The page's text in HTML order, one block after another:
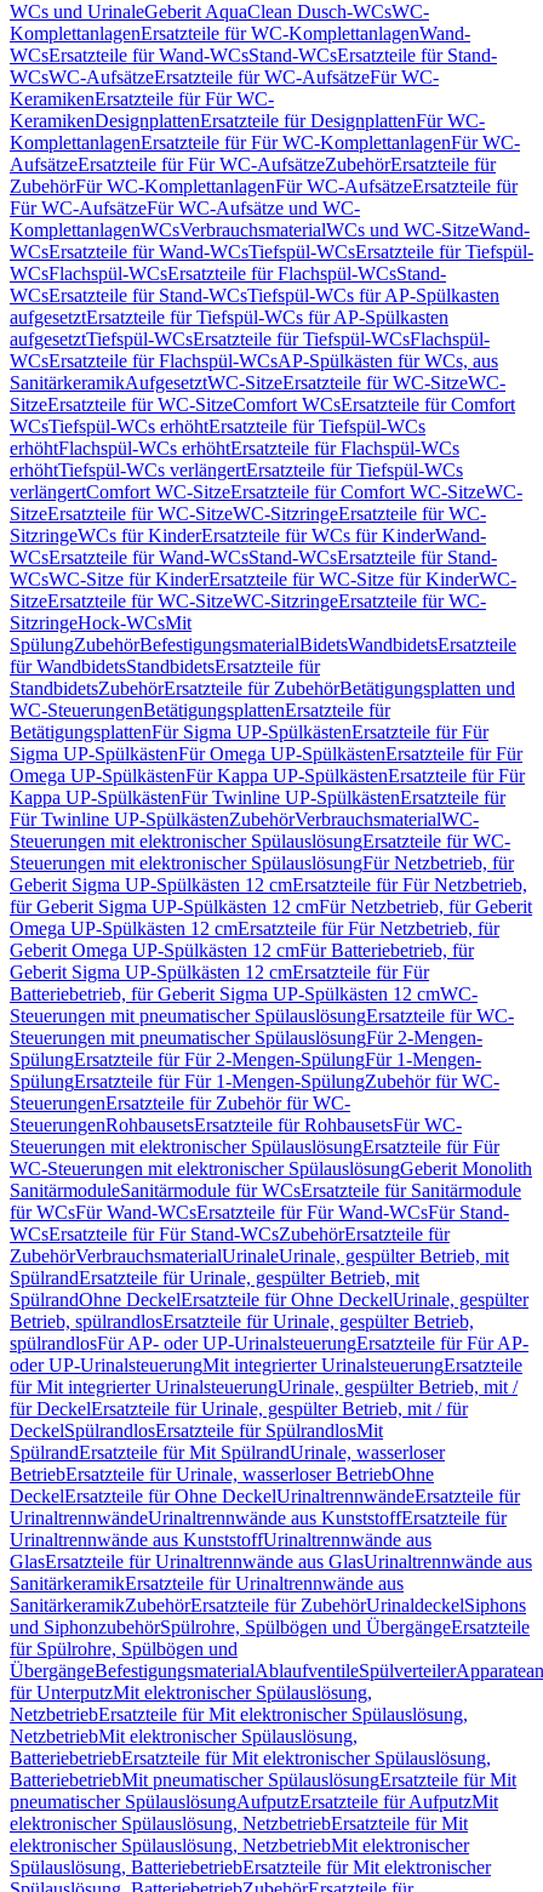
WCs und UrinaleGeberit AquaClean Dusch-WCsWC-
KomplettanlagenErsatzteile für WC-KomplettanlagenWand-
WCsErsatzteile für Wand-WCsStand-WCsErsatzteile für Stand-
WCsWC-AufsätzeErsatzteile für WC-AufsätzeFür WC-
KeramikenErsatzteile für Für WC-
KeramikenDesignplattenErsatzteile für DesignplattenFür WC-
KomplettanlagenErsatzteile für Für WC-KomplettanlagenFür WC-
AufsätzeErsatzteile für Für WC-AufsätzeZubehörErsatzteile für
ZubehörFür WC-KomplettanlagenFür WC-AufsätzeErsatzteile für
Für WC-AufsätzeFür WC-Aufsätze und WC-
KomplettanlagenWCsVerbrauchsmaterialWCs und WC-SitzeWand-
WCsErsatzteile für Wand-WCsTiefspül-WCsErsatzteile für Tiefspül-
WCsFlachspül-WCsErsatzteile für Flachspül-WCsStand-
WCsErsatzteile für Stand-WCsTiefspül-WCs für AP-Spülkasten
aufgesetztErsatzteile für Tiefspül-WCs für AP-Spülkasten
aufgesetztTiefspül-WCsErsatzteile für Tiefspül-WCsFlachspül-
WCsErsatzteile für Flachspül-WCsAP-Spülkästen für WCs, aus
SanitärkeramikAufgesetztWC-SitzeErsatzteile für WC-SitzeWC-
SitzeErsatzteile für WC-SitzeComfort WCsErsatzteile für Comfort
WCsTiefspül-WCs erhöhtErsatzteile für Tiefspül-WCs
erhöhtFlachspül-WCs erhöhtErsatzteile für Flachspül-WCs
erhöhtTiefspül-WCs verlängertErsatzteile für Tiefspül-WCs
verlängertComfort WC-SitzeErsatzteile für Comfort WC-SitzeWC-
SitzeErsatzteile für WC-SitzeWC-SitzringeErsatzteile für WC-
SitzringeWCs für KinderErsatzteile für WCs für KinderWand-
WCsErsatzteile für Wand-WCsStand-WCsErsatzteile für Stand-
WCsWC-Sitze für KinderErsatzteile für WC-Sitze für KinderWC-
SitzeErsatzteile für WC-SitzeWC-SitzringeErsatzteile für WC-
SitzringeHock-WCsMit
SpülungZubehörBefestigungsmaterialBidetsWandbidetsErsatzteile
für WandbidetsStandbidetsErsatzteile für
StandbidetsZubehörErsatzteile für ZubehörBetätigungsplatten und
WC-SteuerungenBetätigungsplattenErsatzteile für
BetätigungsplattenFür Sigma UP-SpülkästenErsatzteile für Für
Sigma UP-SpülkästenFür Omega UP-SpülkästenErsatzteile für Für
Omega UP-SpülkästenFür Kappa UP-SpülkästenErsatzteile für Für
Kappa UP-SpülkästenFür Twinline UP-SpülkästenErsatzteile für
Für Twinline UP-SpülkästenZubehörVerbrauchsmaterialWC-
Steuerungen mit elektronischer SpülauslösungErsatzteile für WC-
Steuerungen mit elektronischer SpülauslösungFür Netzbetrieb, für
Geberit Sigma UP-Spülkästen 12 cmErsatzteile für Für Netzbetrieb,
für Geberit Sigma UP-Spülkästen 12 cmFür Netzbetrieb, für Geberit
Omega UP-Spülkästen 12 cmErsatzteile für Für Netzbetrieb, für
Geberit Omega UP-Spülkästen 12 cmFür Batteriebetrieb, für
Geberit Sigma UP-Spülkästen 12 cmErsatzteile für Für
Batteriebetrieb, für Geberit Sigma UP-Spülkästen 12 cmWC-
Steuerungen mit pneumatischer SpülauslösungErsatzteile für WC-
Steuerungen mit pneumatischer SpülauslösungFür 2-Mengen-
SpülungErsatzteile für Für 2-Mengen-SpülungFür 1-Mengen-
SpülungErsatzteile für Für 1-Mengen-SpülungZubehör für WC-
SteuerungenErsatzteile für Zubehör für WC-
SteuerungenRohbausetsErsatzteile für RohbausetsFür WC-
Steuerungen mit elektronischer SpülauslösungErsatzteile für Für
WC-Steuerungen mit elektronischer SpülauslösungGeberit Monolith
SanitärmoduleSanitärmodule für WCsErsatzteile für Sanitärmodule
für WCsFür Wand-WCsErsatzteile für Für Wand-WCsFür Stand-
WCsErsatzteile für Für Stand-WCsZubehörErsatzteile für
ZubehörVerbrauchsmaterialUrinaleUrinale, gespülter Betrieb, mit
SpülrandErsatzteile für Urinale, gespülter Betrieb, mit
SpülrandOhne DeckelErsatzteile für Ohne DeckelUrinale, gespülter
Betrieb, spülrandlosErsatzteile für Urinale, gespülter Betrieb,
spülrandlosFür AP- oder UP-UrinalsteuerungErsatzteile für Für AP-
oder UP-UrinalsteuerungMit integrierter UrinalsteuerungErsatzteile
für Mit integrierter UrinalsteuerungUrinale, gespülter Betrieb, mit /
für DeckelErsatzteile für Urinale, gespülter Betrieb, mit / für
DeckelSpülrandlosErsatzteile für SpülrandlosMit
SpülrandErsatzteile für Mit SpülrandUrinale, wasserloser
BetriebErsatzteile für Urinale, wasserloser BetriebOhne
DeckelErsatzteile für Ohne DeckelUrinaltrennwändeErsatzteile für
UrinaltrennwändeUrinaltrennwände aus KunststoffErsatzteile für
Urinaltrennwände aus KunststoffUrinaltrennwände aus
GlasErsatzteile für Urinaltrennwände aus GlasUrinaltrennwände aus
SanitärkeramikErsatzteile für Urinaltrennwände aus
SanitärkeramikZubehörErsatzteile für ZubehörUrinaldeckelSiphons
und SiphonzubehörSpülrohre, Spülbögen und ÜbergängeErsatzteile
für Spülrohre, Spülbögen und
ÜbergängeBefestigungsmaterialAblaufventileSpülverteiler
für UnterputzMit elektronischer Spülauslösung,
NetzbetriebErsatzteile für Mit elektronischer Spülauslösung,
NetzbetriebMit elektronischer Spülauslösung,
BatteriebetriebErsatzteile für Mit elektronischer Spülauslösung,
BatteriebetriebMit pneumatischer SpülauslösungErsatzteile für Mit
pneumatischer SpülauslösungAufputzErsatzteile für AufputzMit
elektronischer Spülauslösung, NetzbetriebErsatzteile für Mit
elektronischer Spülauslösung, NetzbetriebMit elektronischer
Spülauslösung, BatteriebetriebErsatzteile für Mit elektronischer